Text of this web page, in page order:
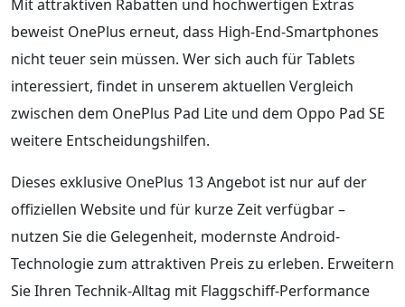
Mit attraktiven Rabatten und hochwertigen Extras
beweist OnePlus erneut, dass High-End-Smartphones
nicht teuer sein müssen. Wer sich auch für Tablets
interessiert, findet in unserem aktuellen Vergleich
zwischen dem OnePlus Pad Lite und dem Oppo Pad SE
weitere Entscheidungshilfen.
Dieses exklusive OnePlus 13 Angebot ist nur auf der
offiziellen Website und für kurze Zeit verfügbar –
nutzen Sie die Gelegenheit, modernste Android-
Technologie zum attraktiven Preis zu erleben. Erweitern
Sie Ihren Technik-Alltag mit Flaggschiff-Performance